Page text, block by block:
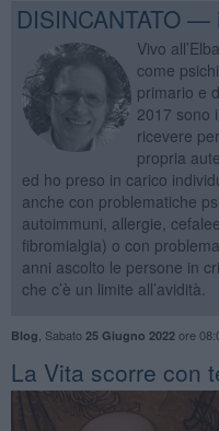
DISINCANTATO
Vivo
come
primario e
2017 sono
ricevere
propria
ed ho preso in carico
anche con problematiche
autoimmuni, allergie,
fibromialgia) o con
anni ascolto le persone in
che c’è un limite all’avidità.
Blog Sabato 25 Giugno 2022ore
​La Vita scorre con